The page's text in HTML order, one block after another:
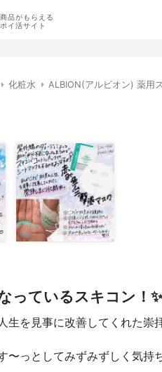
品がもらえる
イ活サイト
化粧水 ALBION(アルビオン) 薬用
っているスキコン！✨
生を見事に改善してくれた崇
〜っとしてみずみずしく気持